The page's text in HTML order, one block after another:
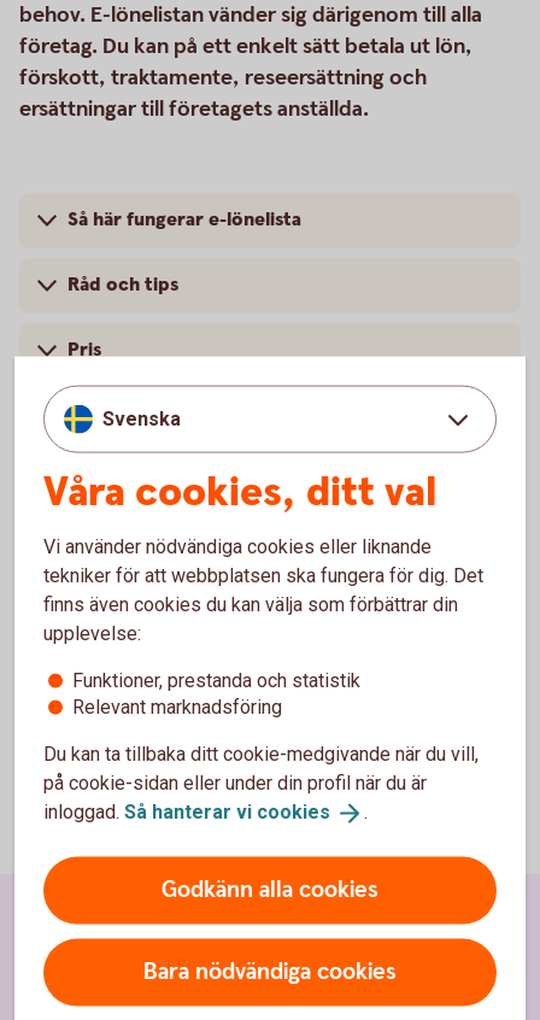
behov. E-lönelistan vänder sig därigenom till alla
företag. Du kan på ett enkelt sätt betala ut lön,
förskott, traktamente, reseersättning och
ersättningar till företagets anställda.
Så här fungerar e-lönelista
Råd och tips
Pris
För att se detta innehåll behöver du först
godkänna cookies för Funktioner, prestanda
och statistik.
Inställningar för cookies
Svenska
Våra cookies, ditt val
Vi använder nödvändiga cookies eller liknande
tekniker för att webbplatsen ska fungera för dig. Det
finns även cookies du kan välja som förbättrar din
upplevelse:
Funktioner, prestanda och statistik
Relevant marknadsföring
Du kan ta tillbaka ditt cookie-medgivande när du vill,
på cookie-sidan eller under din profil när du är
inloggad. Så hanterar vi cookies .
Godkänn alla cookies
Bara nödvändiga cookies
Sidfot
Hitta snabbt
Kundservice